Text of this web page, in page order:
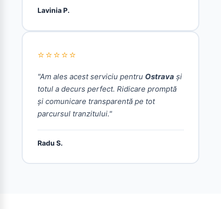
Lavinia P.
⭐⭐⭐⭐⭐
"Am ales acest serviciu pentru Ostrava și
totul a decurs perfect. Ridicare promptă
și comunicare transparentă pe tot
parcursul tranzitului."
Radu S.